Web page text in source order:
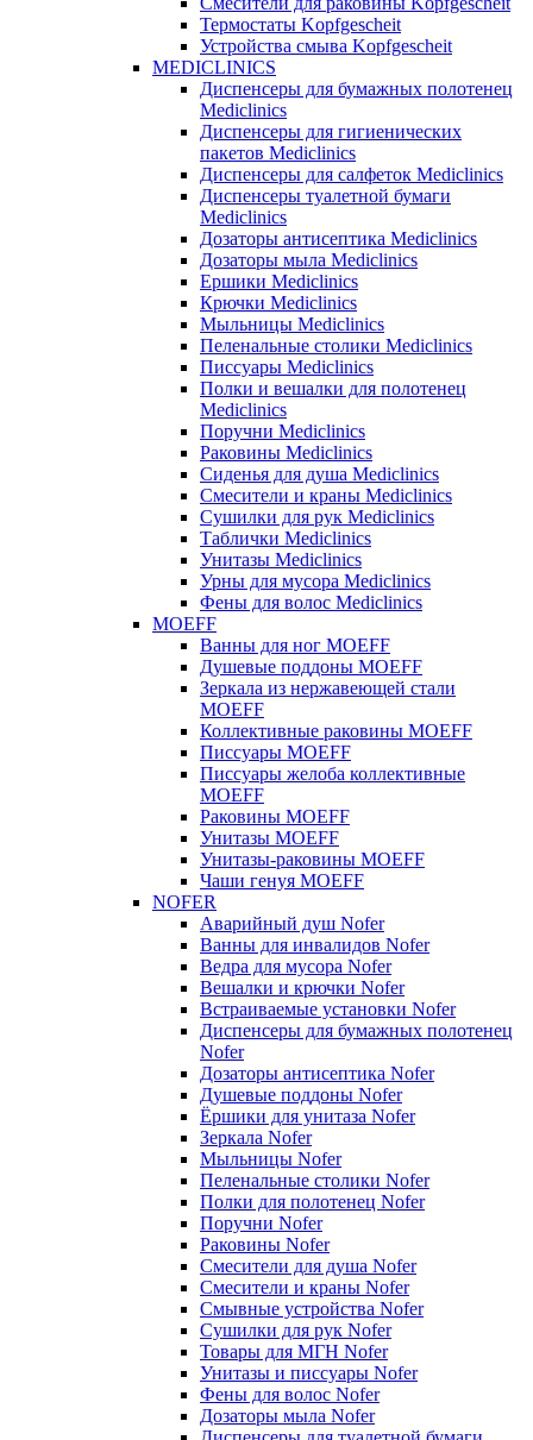
Термостаты Kopfgescheit
Устройства смыва Kopfgescheit
MEDICLINICS
Диспенсеры для бумажных полотенец
Mediclinics
Диспенсеры для гигиенических
пакетов Mediclinics
Диспенсеры для салфеток Mediclinics
Диспенсеры туалетной бумаги
Mediclinics
Дозаторы антисептика Mediclinics
Дозаторы мыла Mediclinics
Ершики Mediclinics
Крючки Mediclinics
Мыльницы Mediclinics
Пеленальные столики Mediclinics
Писсуары Mediclinics
Полки и вешалки для полотенец
Mediclinics
Поручни Mediclinics
Раковины Mediclinics
Сиденья для душа Mediclinics
Смесители и краны Mediclinics
Сушилки для рук Mediclinics
Таблички Mediclinics
Унитазы Mediclinics
Урны для мусора Mediclinics
Фены для волос Mediclinics
MOEFF
Ванны для ног MOEFF
Душевые поддоны MOEFF
Зеркала из нержавеющей стали
MOEFF
Коллективные раковины MOEFF
Писсуары MOEFF
Писсуары желоба коллективные
MOEFF
Раковины MOEFF
Унитазы MOEFF
Унитазы-раковины MOEFF
Чаши генуя MOEFF
NOFER
Аварийный душ Nofer
Ванны для инвалидов Nofer
Ведра для мусора Nofer
Вешалки и крючки Nofer
Встраиваемые установки Nofer
Диспенсеры для бумажных полотенец
Nofer
Дозаторы антисептика Nofer
Душевые поддоны Nofer
Ёршики для унитаза Nofer
Зеркала Nofer
Мыльницы Nofer
Пеленальные столики Nofer
Полки для полотенец Nofer
Поручни Nofer
Раковины Nofer
Смесители для душа Nofer
Смесители и краны Nofer
Смывные устройства Nofer
Сушилки для рук Nofer
Товары для МГН Nofer
Унитазы и писсуары Nofer
Фены для волос Nofer
Дозаторы мыла Nofer